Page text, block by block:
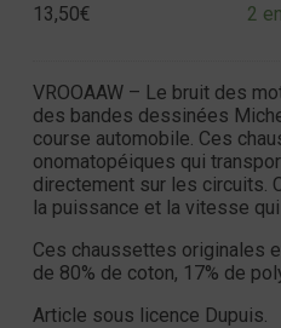
13,50€ 2
VROOAAW – Le bruit des
des bandes dessinées
course automobile. Ces
onomatopéiques qui
directement sur les circuits.
la puissance et la vitesse
Ces chaussettes originales
de 80% de coton, 17% de
Article sous licence Dupuis.